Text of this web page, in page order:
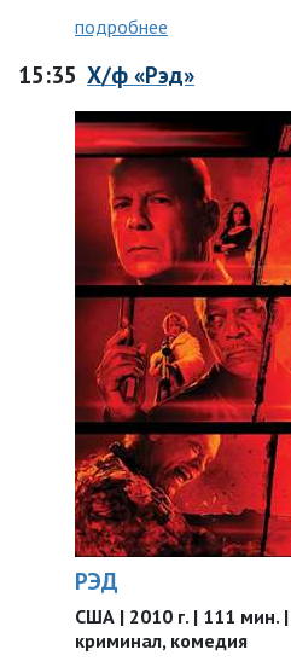
подробнее
15:35 Х/ф «Рэд»
РЭД
США | 2010 г. | 111 мин.
криминал, комедия